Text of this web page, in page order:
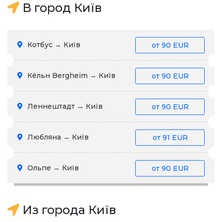
В город Київ
Котбус → Київ от 90 EUR
Кёльн Bergheim → Київ от 90 EUR
Леннештадт → Київ от 90 EUR
Любляна → Київ от 91 EUR
Ольпе → Київ от 90 EUR
Из города Київ